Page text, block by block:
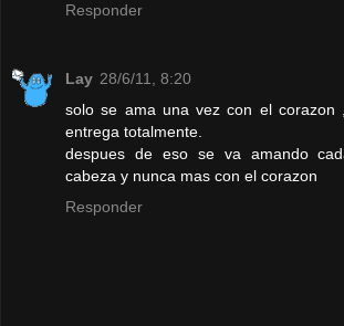
Responder
Lay 28/6/11, 8:20
solo se ama una vez con el corazon
entrega totalmente.
despues de eso se va amando
cabeza y nunca mas con el corazon
Responder